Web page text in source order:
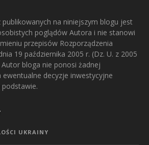
publikowanych na niniejszym blogu jest
poglądów Autora i nie stanowi
przepisów Rozporządzenia
19 października 2005 r. (Dz. U. z 2005
bloga nie ponosi żadnej
decyzje inwestycyjne
UKRAINY